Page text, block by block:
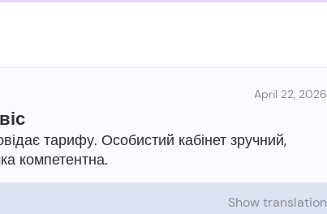
April 22, 2026
тарифу. Особистий кабінет зручний,
Show translation